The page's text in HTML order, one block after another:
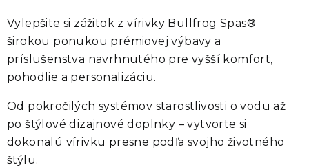
Vylepšite si zážitok z vírivky Bullfrog Spas®
širokou ponukou prémiovej výbavy a
príslušenstva navrhnutého pre vyšší komfort,
pohodlie a personalizáciu.
Od pokročilých systémov starostlivosti o vodu až
po štýlové dizajnové doplnky – vytvorte si
dokonalú vírivku presne podľa svojho životného
štýlu.